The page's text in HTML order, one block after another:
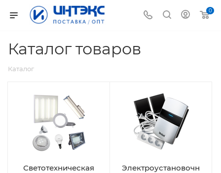
0
Каталог товаров
Каталог
Светотехническая
Электроустановочн